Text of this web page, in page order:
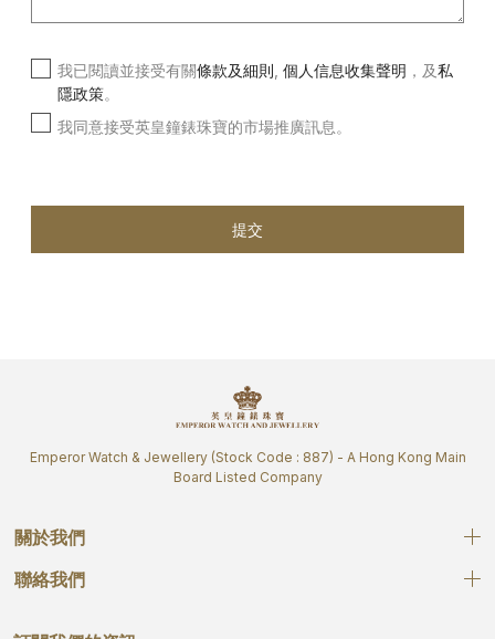
我已閱讀並接受有關條款及細則 個人信息收集聲明 ，及私
隱政策。
我同意接受英皇鐘錶珠寶的市場推廣訊息。
提交
Emperor Watch & Jewellery (Stock Code : 887) - A Hong Kong Main
Board Listed Company
關於我們
聯絡我們